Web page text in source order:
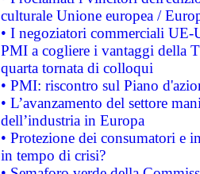
culturale Unione europea /
• I negoziatori commerciali UE-
PMI a cogliere i vantaggi della
quarta tornata di colloqui
• PMI: riscontro sul Piano
• L’avanzamento del settore
dell’industria in Europa
• Protezione dei consumatori e
in tempo di crisi?